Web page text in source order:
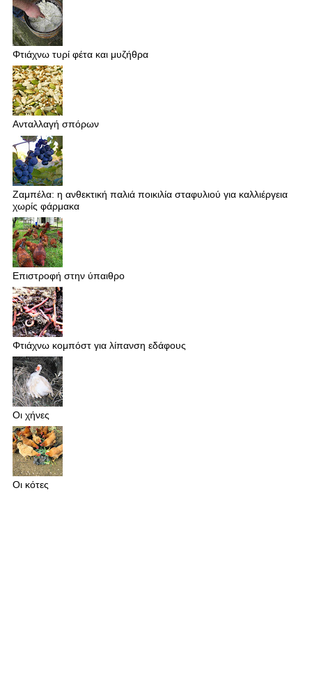
Φτιάχνω τυρί φέτα και μυζήθρα
Ανταλλαγή σπόρων
Ζαμπέλα: η ανθεκτική παλιά ποικιλία σταφυλιού για καλλιέργεια
χωρίς φάρμακα
Επιστροφή στην ύπαιθρο
Φτιάχνω κομπόστ για λίπανση εδάφους
Οι χήνες
Οι κότες